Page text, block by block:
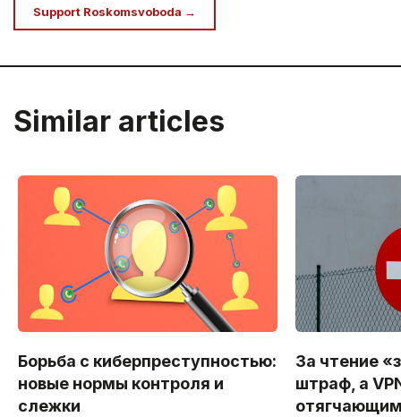
Support Roskomsvoboda →
Similar articles
Борьба с киберпреступностью:
новые нормы контроля и
слежки
За чтение
штраф, а